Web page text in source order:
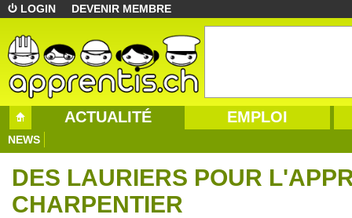
LOGIN DEVENIR MEMBRE
ACTUALITÉ EMPLOI
NEWS
DES LAURIERS POUR
CHARPENTIER